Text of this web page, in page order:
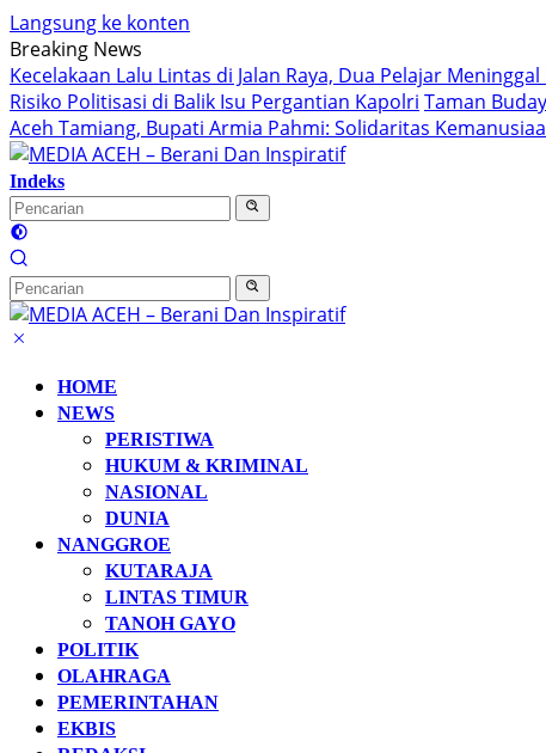
Langsung ke konten
Breaking News
Kecelakaan Lalu Lintas di Jalan Raya, Dua Pelajar
Risiko Politisasi di Balik Isu Pergantian Kapolri Taman
Aceh Tamiang, Bupati Armia Pahmi: Solidaritas
Indeks
HOME
NEWS
PERISTIWA
HUKUM & KRIMINAL
NASIONAL
DUNIA
NANGGROE
KUTARAJA
LINTAS TIMUR
TANOH GAYO
POLITIK
OLAHRAGA
PEMERINTAHAN
EKBIS